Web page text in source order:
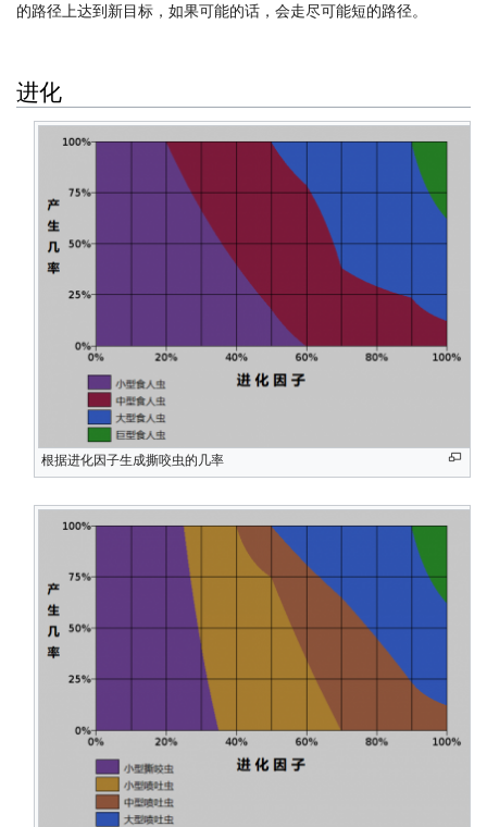
的路径上达到新目标，如果可能的话，会走尽可能短的路径。
进化
根据进化因子生成撕咬虫的几率